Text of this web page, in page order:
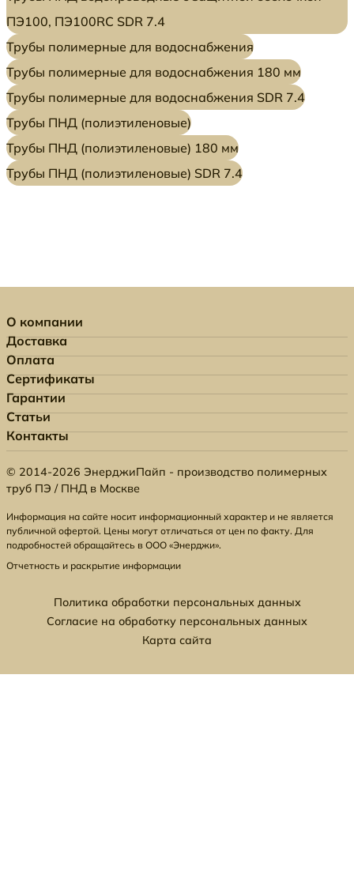
ПЭ100, ПЭ100RC SDR 7.4
Трубы полимерные для водоснабжения
Трубы полимерные для водоснабжения 180 мм
Трубы полимерные для водоснабжения SDR 7.4
Трубы ПНД (полиэтиленовые)
Трубы ПНД (полиэтиленовые) 180 мм
Трубы ПНД (полиэтиленовые) SDR 7.4
О компании
Доставка
Оплата
Сертификаты
Гарантии
Статьи
Контакты
© 2014-2026 ЭнерджиПайп - производство полимерных
труб ПЭ / ПНД в Москве
Информация на сайте носит информационный характер и не является
публичной офертой. Цены могут отличаться от цен по факту. Для
подробностей обращайтесь в ООО «Энерджи».
Отчетность и раскрытие информации
Политика обработки персональных данных
Согласие на обработку персональных данных
Карта сайта